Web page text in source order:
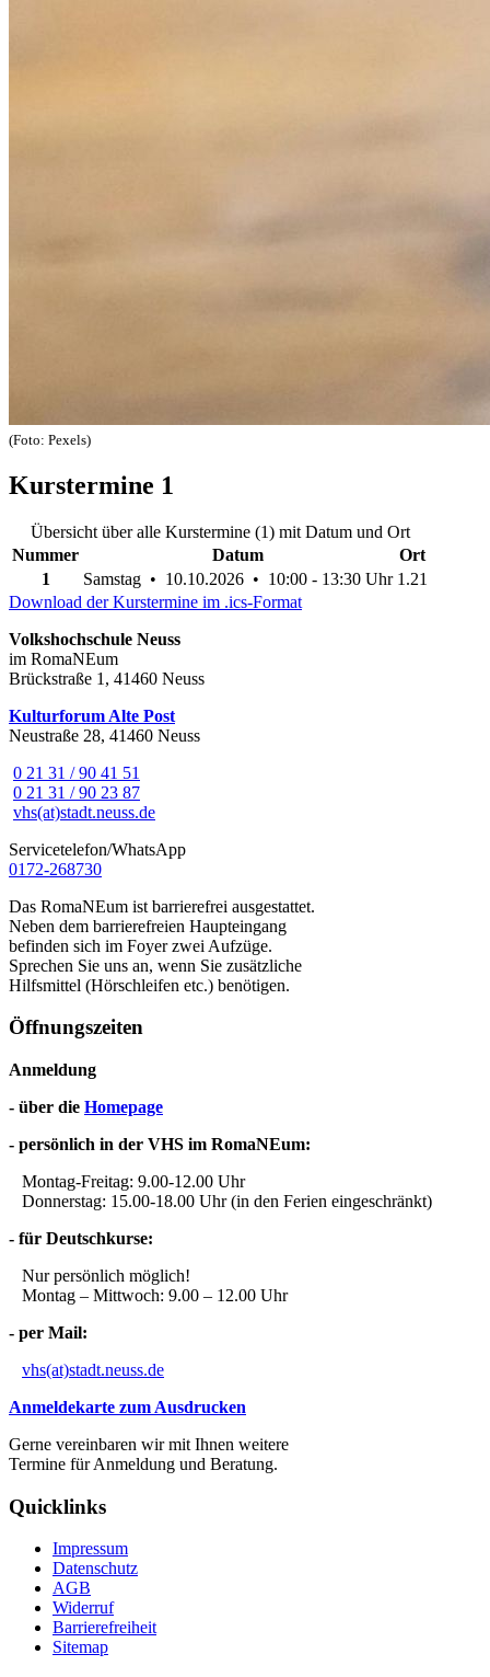
(Foto: Pexels)
Kurstermine 1
Übersicht über alle Kurstermine (1) mit Datum und Ort
Nummer
Datum
Ort
1
Samstag • 10.10.2026 • 10:00 - 13:30 Uhr 1.21
Download der Kurstermine im .ics-Format
Volkshochschule Neuss
im RomaNEum
Brückstraße 1, 41460 Neuss
Kulturforum Alte Post
Neustraße 28, 41460 Neuss
0 21 31 / 90 41 51
0 21 31 / 90 23 87
vhs(at)stadt.neuss.de
Servicetelefon/WhatsApp
0172-268730
Das RomaNEum ist barrierefrei ausgestattet.
Neben dem barrierefreien Haupteingang
befinden sich im Foyer zwei Aufzüge.
Sprechen Sie uns an, wenn Sie zusätzliche
Hilfsmittel (Hörschleifen etc.) benötigen.
Öffnungszeiten
Anmeldung
- über die Homepage
- persönlich in der VHS im RomaNEum:
Montag-Freitag: 9.00-12.00 Uhr
Donnerstag: 15.00-18.00 Uhr (in den Ferien eingeschränkt)
- für Deutschkurse:
Nur persönlich möglich!
Montag – Mittwoch: 9.00 – 12.00 Uhr
- per Mail:
vhs(at)stadt.neuss.de
Anmeldekarte zum Ausdrucken
Gerne vereinbaren wir mit Ihnen weitere
Termine für Anmeldung und Beratung.
Quicklinks
Impressum
Datenschutz
AGB
Widerruf
Barrierefreiheit
Sitemap